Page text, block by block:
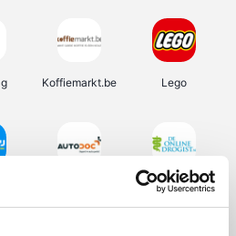
Koffiemarkt.be Lego
De Online Drogist